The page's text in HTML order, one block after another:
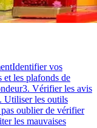
Identifier vos
et les plafonds de
3. Vérifier les avis
Utiliser les outils
oublier de vérifier
les mauvaises